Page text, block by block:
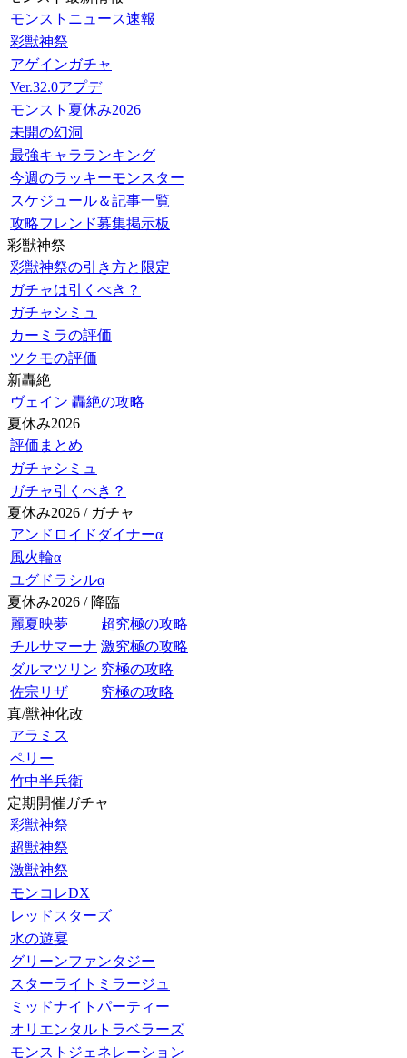
モンストニュース速報
彩獣神祭
アゲインガチャ
Ver.32.0アプデ
モンスト夏休み2026
未開の幻洞
最強キャラランキング
今週のラッキーモンスター
スケジュール＆記事一覧
攻略フレンド募集掲示板
彩獣神祭
彩獣神祭の引き方と限定
ガチャは引くべき？
ガチャシミュ
カーミラの評価
ツクモの評価
新轟絶
ヴェイン 轟絶の攻略
夏休み2026
評価まとめ
ガチャシミュ
ガチャ引くべき？
夏休み2026 / ガチャ
アンドロイドダイナーα
風火輪α
ユグドラシルα
夏休み2026 / 降臨
麗夏映夢
超究極の攻略
チルサマーナ 激究極の攻略
ダルマツリン 究極の攻略
佐宗リザ
究極の攻略
真/獣神化改
アラミス
ペリー
竹中半兵衛
定期開催ガチャ
彩獣神祭
超獣神祭
激獣神祭
モンコレDX
レッドスターズ
水の遊宴
グリーンファンタジー
スターライトミラージュ
ミッドナイトパーティー
オリエンタルトラベラーズ
モンストジェネレーション